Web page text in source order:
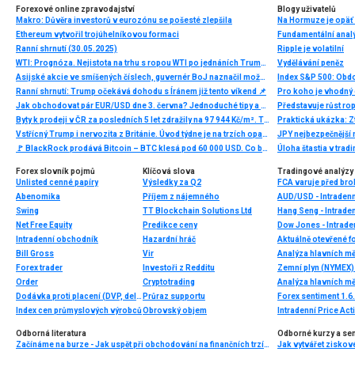
Forexové online zpravodajství
Makro: Důvěra investorů v eurozónu se pošesté zlepšila
Ethereum vytvořil trojúhelníkovou formaci
Ranní shrnutí (30.05.2025)
WTI: Prognóza. Nejistota na trhu s ropou WTI po jednáních Trumpa a Si Ťin-pchinga
Asijské akcie ve smíšených číslech, guvernér BoJ naznačil možné zvýšení sazeb
Ranní shrnutí: Trump očekává dohodu s Íránem již tento víkend 📌
Jak obchodovat pár EUR/USD dne 3. června? Jednoduché tipy a obchodní analýza pro začátečníky
Byty k prodeji v ČR za posledních 5 let zdražily na 97 944 Kč/m². Trh se proti loňsku výrazně zrychlil
Vstřícný Trump i nervozita z Británie. Úvod týdne je na trzích opatrný
🚩 BlackRock prodává Bitcoin – BTC klesá pod 60 000 USD. Co bude dál?
Blogy uživatelů
Na Hormuze je
Ripple je volatilní
Vydělávání peněz
Index S&P 500:
Pro koho je vhodný
Představuje růst
Praktická ukázka:
JPY nejbezpečnější
Úloha štastia v
Forex slovník pojmů
Unlisted cenné papíry
Abenomika
Swing
Net Free Equity
Intradenní obchodník
Bill Gross
Forex trader
Order
Dodávka proti placení (DVP, delivery versus payment)
Index cen průmyslových výrobců
Klíčová slova
Výsledky za Q2
Příjem z nájemného
TT Blockchain Solutions Ltd
Predikce ceny
Hazardní hráč
Vir
Investoři z Redditu
Cryptotrading
Průraz supportu
Obrovský objem
Tradingové analýzy
FCA varuje před
AUD/USD -
Hang Seng -
Dow Jones -
Aktuálně otevřené
Analýza hlavních
Zemní plyn
Analýza hlavních
Forex sentiment
Intradenní Price
Odborná literatura
Začínáme na burze - Jak uspět při obchodování na finančních trzích (1. vydání)
Odborné kurzy a
Jak vytvářet